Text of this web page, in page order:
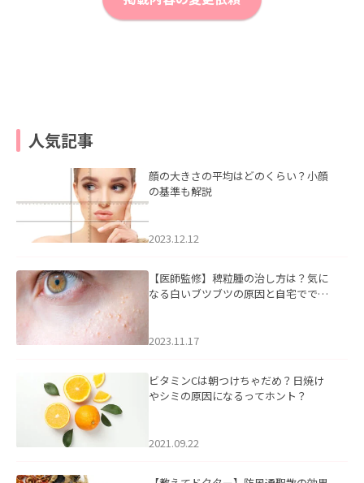
人気記事
顔の大きさの平均はどのくらい？小顔
の基準も解説
2023.12.12
【医師監修】稗粒腫の治し方は？気に
なる白いブツブツの原因と自宅ででき
2023.11.17
ビタミンCは朝つけちゃだめ？日焼け
やシミの原因になるってホント？
2021.09.22